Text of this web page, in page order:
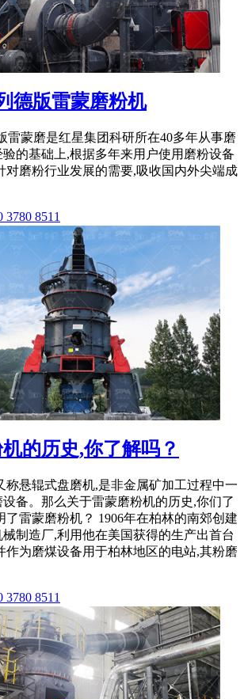
德版雷蒙磨粉机
雷蒙磨是红星集团科研所在40多年从事磨
的基础上,根据多年来用户使用磨粉设备
对磨粉行业发展的需要,吸收国内外尖端成
8511
的历史,你了解吗？
称悬辊式盘磨机,是非金属矿加工过程中一
备。那么关于雷蒙磨粉机的历史,你们了
了雷蒙磨粉机？ 1906年在柏林的南郊创建
械制造厂,利用他在美国获得的生产出首台
作为磨煤设备用于柏林地区的电站,其粉磨
8511